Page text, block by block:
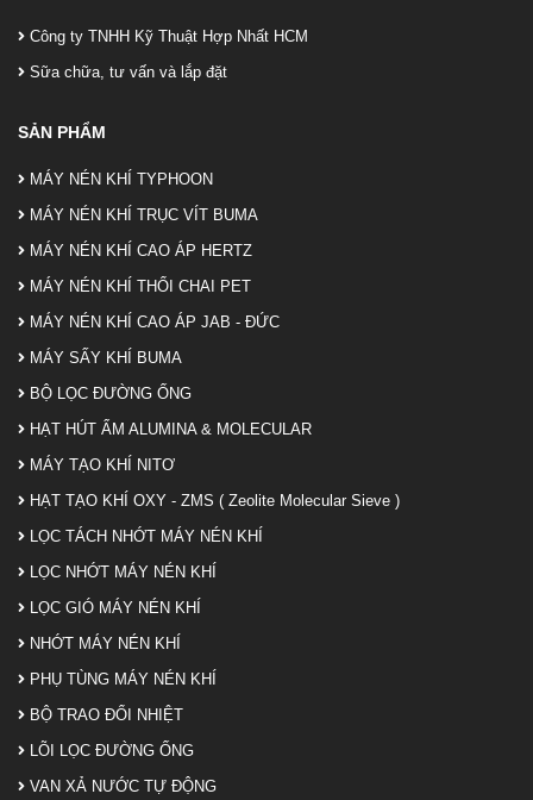
Công ty TNHH Kỹ Thuật Hợp Nhất HCM
Sữa chữa, tư vấn và lắp đặt
SẢN PHẨM
MÁY NÉN KHÍ TYPHOON
MÁY NÉN KHÍ TRỤC VÍT BUMA
MÁY NÉN KHÍ CAO ÁP HERTZ
MÁY NÉN KHÍ THỔI CHAI PET
MÁY NÉN KHÍ CAO ÁP JAB - ĐỨC
MÁY SẤY KHÍ BUMA
BỘ LỌC ĐƯỜNG ỐNG
HẠT HÚT ẨM ALUMINA & MOLECULAR
MÁY TẠO KHÍ NITƠ
HẠT TẠO KHÍ OXY - ZMS ( Zeolite Molecular Sieve )
LỌC TÁCH NHỚT MÁY NÉN KHÍ
LỌC NHỚT MÁY NÉN KHÍ
LỌC GIÓ MÁY NÉN KHÍ
NHỚT MÁY NÉN KHÍ
PHỤ TÙNG MÁY NÉN KHÍ
BỘ TRAO ĐỔI NHIỆT
LÕI LỌC ĐƯỜNG ỐNG
VAN XẢ NƯỚC TỰ ĐỘNG